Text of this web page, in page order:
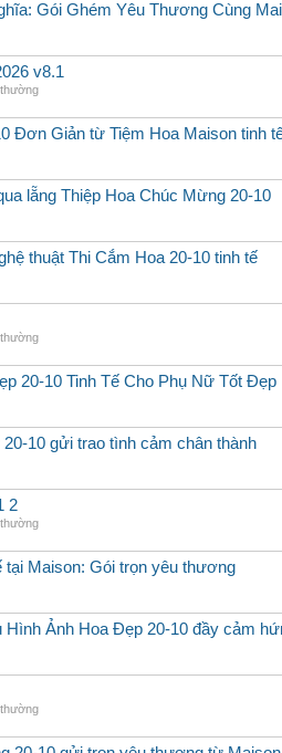
Gói Ghém Yêu Thương Cùng
v8.1
Đơn Giản từ Tiệm Hoa Maison tinh
lẵng Thiệp Hoa Chúc Mừng 20-10
thuật Thi Cắm Hoa 20-10 tinh tế
20-10 Tinh Tế Cho Phụ Nữ Tốt Đẹp
10 gửi trao tình cảm chân thành
2
tại Maison: Gói trọn yêu thương
Hình Ảnh Hoa Đẹp 20-10 đầy cảm